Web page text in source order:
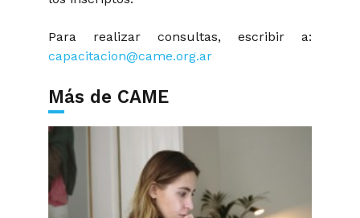
Para realizar consultas, escribir a:
capacitacion@came.org.ar
Más de CAME